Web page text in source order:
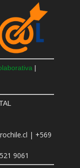
|
| +569
9061